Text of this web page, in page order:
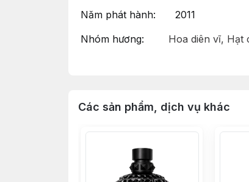
Năm phát hành: 2011
Nhóm hương: Hoa diên vĩ, Hạt
Dior Homme Intense 2011 là
Dior. Ra mắt vào năm 2011 dưới
và cuốn hút.
Hương đầu mở ra với sự tươi mát
Các sản phẩm, dịch vụ khác